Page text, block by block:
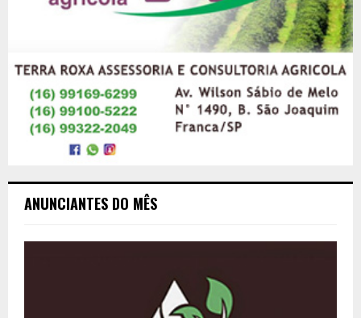
ANUNCIANTES DO MÊS